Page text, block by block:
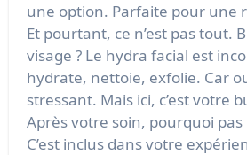
une option. Parfaite pour une
Et pourtant, ce n’est pas tout.
visage ? Le hydra facial est
hydrate, nettoie, exfolie. Car
stressant. Mais ici, c’est votre
Après votre soin, pourquoi
C’est inclus dans votre